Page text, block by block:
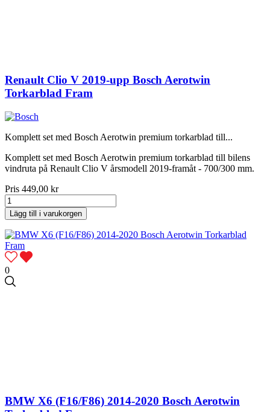
Renault Clio V 2019-upp Bosch Aerotwin
Torkarblad Fram
Komplett set med Bosch Aerotwin premium torkarblad till...
Komplett set med Bosch Aerotwin premium torkarblad till bilens
vindruta på Renault Clio V årsmodell 2019-framåt - 700/300 mm.
Pris 449,00 kr
Lägg till i varukorgen
0
BMW X6 (F16/F86) 2014-2020 Bosch Aerotwin